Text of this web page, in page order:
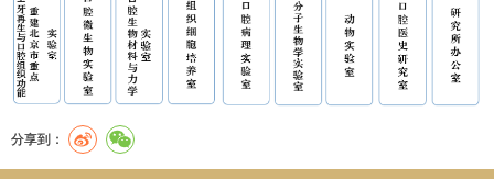
分享到：